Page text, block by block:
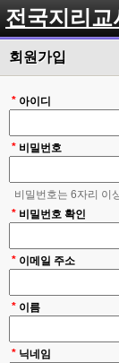
전국지리교
회원가입
아이디
*
비밀번호
*
비밀번호는 6자리 이
비밀번호 확인
*
* 이메일 주소
* 이름
* 닉네임